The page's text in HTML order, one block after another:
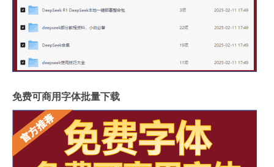
免费可商用字体批量下载